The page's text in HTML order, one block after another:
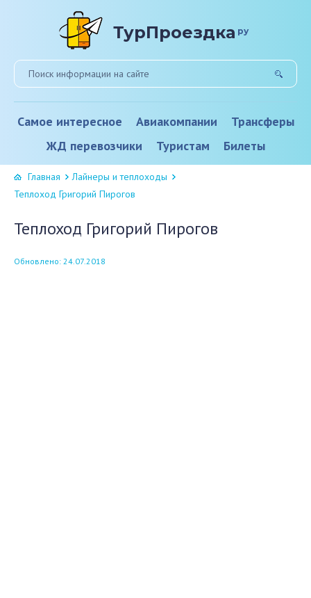
ТурПроездка ру
Самое интересное Авиакомпании
Трансферы
ЖД перевозчики
Туристам Билеты
Главная
Лайнеры и теплоходы
Теплоход Григорий Пирогов
Теплоход Григорий Пирогов
Обновлено: 24.07.2018